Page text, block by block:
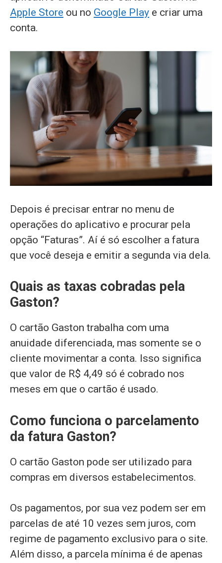
Apple Store ou no Google Play e criar uma
conta.
Depois é precisar entrar no menu de
operações do aplicativo e procurar pela
opção “Faturas”. Aí é só escolher a fatura
que você deseja e emitir a segunda via dela.
Quais as taxas cobradas pela
Gaston?
O cartão Gaston trabalha com uma
anuidade diferenciada, mas somente se o
cliente movimentar a conta. Isso significa
que valor de R$ 4,49 só é cobrado nos
meses em que o cartão é usado.
Como funciona o parcelamento
da fatura Gaston?
O cartão Gaston pode ser utilizado para
compras em diversos estabelecimentos.
Os pagamentos, por sua vez podem ser em
parcelas de até 10 vezes sem juros, com
regime de pagamento exclusivo para o site.
Além disso, a parcela mínima é de apenas